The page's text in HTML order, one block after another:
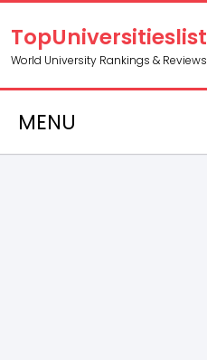
TopUniversitieslist
World University Rankings & Reviews
MENU